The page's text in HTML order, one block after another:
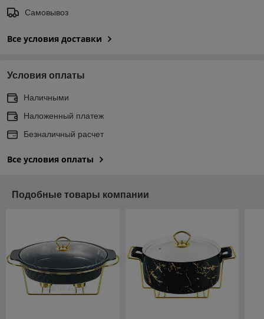
Самовывоз
Все условия доставки
Условия оплаты
Наличными
Наложенный платеж
Безналичный расчет
Все условия оплаты
Подобные товары компании